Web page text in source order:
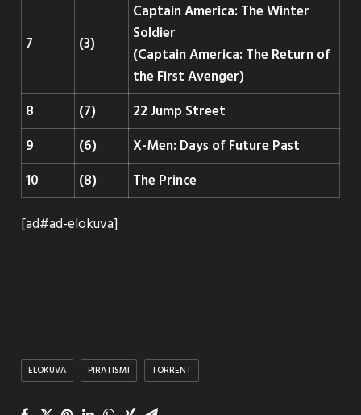
7 (3)
Captain America: The Winter
Soldier
(Captain America: The Return of
the First Avenger)
8
(7)
22 Jump Street
9
(6)
X-Men: Days of Future Past
10
(8)
The Prince
[ad#ad-elokuva]
ELOKUVA PIRATISMI TORRENT